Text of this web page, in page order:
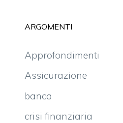
ARGOMENTI
Approfondimenti
Assicurazione
banca
crisi finanziaria